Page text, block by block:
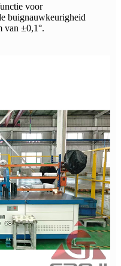
voor
buignauwkeurigheid
van ±0,1°.